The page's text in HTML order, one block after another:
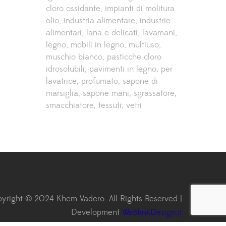
cloro ossidante impianti di molitura
olio industria alimentare industrie
alimentari lana e delicati lavamani
legno mobili in legno multiuso
muschio bianco pasticche cloro
idrosolubili pavimenti in legno per
lavatrice profumato sapone di
marsiglia sapone mani sgrassatore
smacchiatore tessuti vetri
© 2024 Khem Vadero. All Rights Reserved |
Development WeBlinkDesign.it